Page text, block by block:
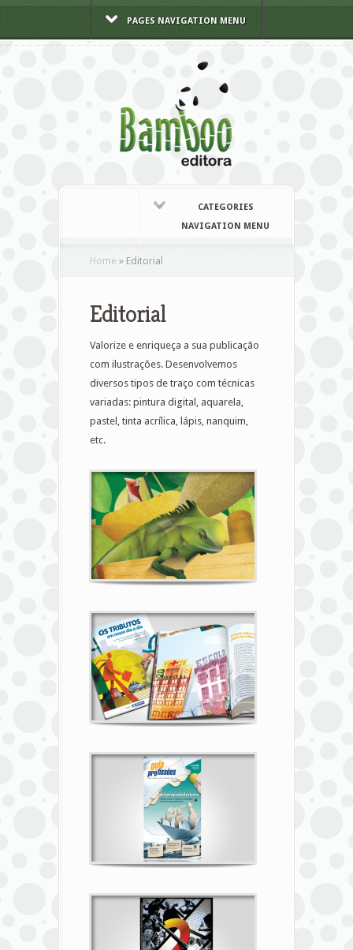
PAGES NAVIGATION MENU
CATEGORIES
NAVIGATION MENU
Home » Editorial
Editorial
Valorize e enriqueça a sua publicação
com ilustrações. Desenvolvemos
diversos tipos de traço com técnicas
variadas: pintura digital, aquarela,
pastel, tinta acrílica, lápis, nanquim,
etc.